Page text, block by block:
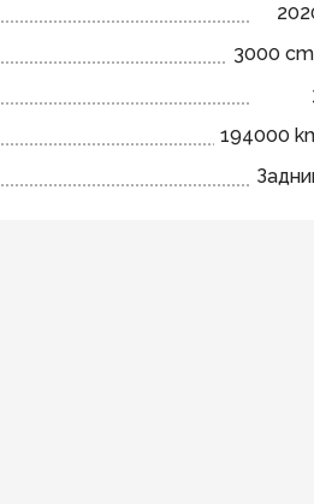
3000
194000